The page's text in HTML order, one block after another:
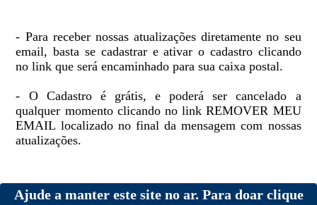
- Para receber nossas atualizações diretamente no seu
email, basta se cadastrar e ativar o cadastro clicando
no link que será encaminhado para sua caixa postal.
- O Cadastro é grátis, e poderá ser cancelado a
qualquer momento clicando no link REMOVER MEU
EMAIL localizado no final da mensagem com nossas
atualizações.
Ajude a manter este site no ar. Para doar clique